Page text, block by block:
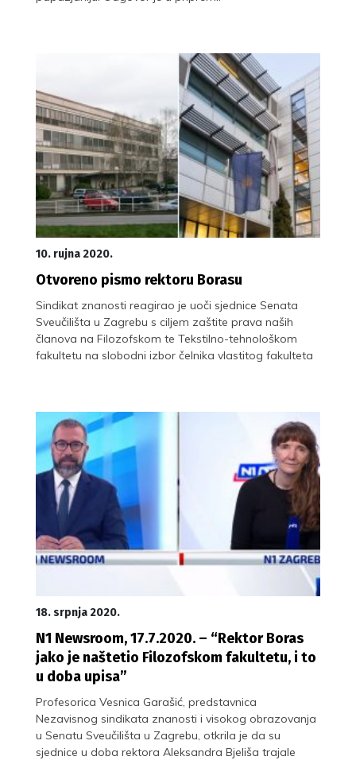
10. rujna 2020.
Otvoreno pismo rektoru Borasu
Sindikat znanosti reagirao je uoči sjednice Senata
Sveučilišta u Zagrebu s ciljem zaštite prava naših
članova na Filozofskom te Tekstilno-tehnološkom
fakultetu na slobodni izbor čelnika vlastitog fakulteta
18. srpnja 2020.
N1 Newsroom, 17.7.2020. – “Rektor Boras
jako je naštetio Filozofskom fakultetu, i to
u doba upisa”
Profesorica Vesnica Garašić, predstavnica
Nezavisnog sindikata znanosti i visokog obrazovanja
u Senatu Sveučilišta u Zagrebu, otkrila je da su
sjednice u doba rektora Aleksandra Bjeliša trajale